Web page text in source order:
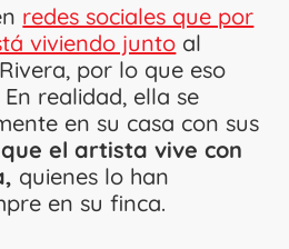
redes sociales que por
viviendo junto al
por lo que eso
realidad, ella se
en su casa con sus
el artista vive con
quienes lo han
en su finca.